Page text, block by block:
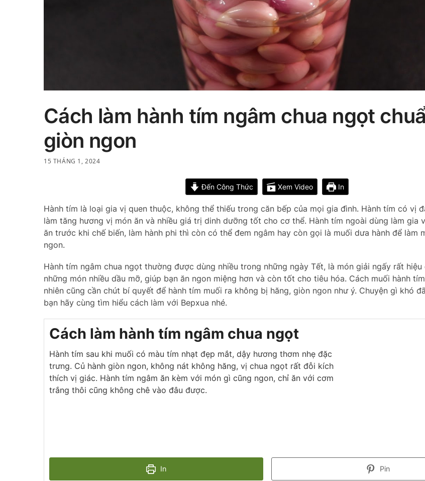
Cách làm hành tím ngâm chua ngọt
giòn ngon
15 THÁNG 1, 2024
Đến Công Thức Xem Video In
Hành tím là loại gia vị quen thuộc, không thể thiếu trong căn bếp của mọi gia đình. Hành tím có vị
làm tăng hương vị món ăn và nhiều giá trị dinh dưỡng tốt cho cơ thể. Hành tím ngoài dùng làm gia
ăn trước khi chế biến, làm hành phi thì còn có thể đem ngâm hay còn gọi là muối dưa hành để làm
ngon.
Hành tím ngâm chua ngọt thường được dùng nhiều trong những ngày Tết, là món giải ngấy rất hiệu
những món nhiều dầu mỡ, giúp bạn ăn ngon miệng hơn và còn tốt cho tiêu hóa. Cách muối hành
nhiên cũng cần chút bí quyết để hành tím muối ra không bị hăng, giòn ngon như ý. Chuyện gì khó
bạn hãy cùng tìm hiểu cách làm với Bepxua nhé.
Cách làm hành tím ngâm chua ngọt
Hành tím sau khi muối có màu tím nhạt đẹp mắt, dậy hương thơm nhẹ đặc
trưng. Củ hành giòn ngon, không nát không hăng, vị chua ngọt rất đỗi kích
thích vị giác. Hành tím ngâm ăn kèm với món gì cũng ngon, chỉ ăn với cơm
trắng thôi cũng không chê vào đâu được.
In Pin